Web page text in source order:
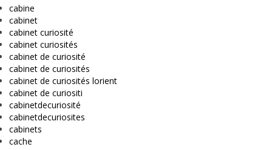
cabine
cabinet
cabinet curiosité
cabinet curiosités
cabinet de curiosité
cabinet de curiosités
cabinet de curiosités lorient
cabinet de curiositi
cabinetdecuriosité
cabinetdecuriosites
cabinets
cache